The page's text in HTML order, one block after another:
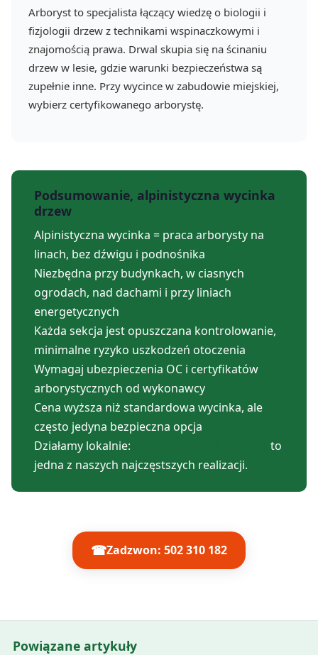
Arboryst to specjalista łączący wiedzę o biologii i
fizjologii drzew z technikami wspinaczkowymi i
znajomością prawa. Drwal skupia się na ścinaniu
drzew w lesie, gdzie warunki bezpieczeństwa są
zupełnie inne. Przy wycince w zabudowie miejskiej,
wybierz certyfikowanego arborystę.
Podsumowanie, alpinistyczna wycinka
drzew
Alpinistyczna wycinka = praca arborysty na
linach, bez dźwigu i podnośnika
Niezbędna przy budynkach, w ciasnych
ogrodach, nad dachami i przy liniach
energetycznych
Każda sekcja jest opuszczana kontrolowanie,
minimalne ryzyko uszkodzeń otoczenia
Wymagaj ubezpieczenia OC i certyfikatów
arborystycznych od wykonawcy
Cena wyższa niż standardowa wycinka, ale
często jedyna bezpieczna opcja
Działamy lokalnie:
to
jedna z naszych najczęstszych realizacji.
☎Zadzwon: 502 310 182
Powiązane artykuły